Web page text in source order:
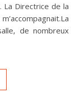
La Directrice de la
de nombreux